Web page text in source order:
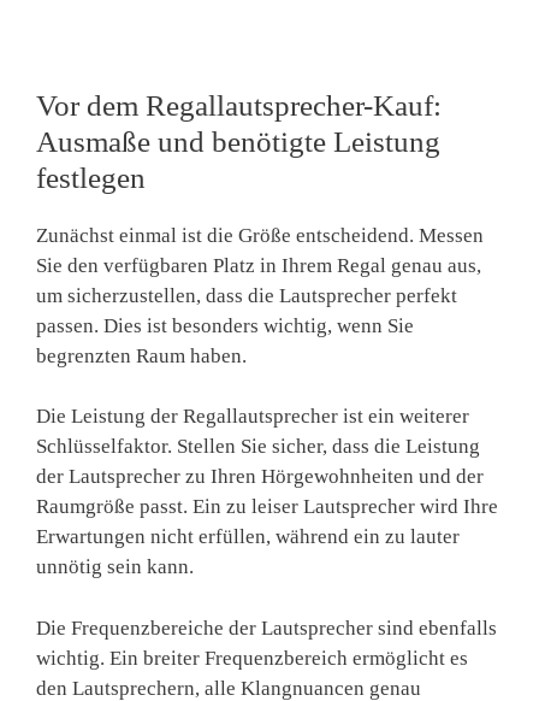
Vor dem Regallautsprecher-Kauf:
Ausmaße und benötigte Leistung
festlegen
Zunächst einmal ist die Größe entscheidend. Messen
Sie den verfügbaren Platz in Ihrem Regal genau aus,
um sicherzustellen, dass die Lautsprecher perfekt
passen. Dies ist besonders wichtig, wenn Sie
begrenzten Raum haben.
Die Leistung der Regallautsprecher ist ein weiterer
Schlüsselfaktor. Stellen Sie sicher, dass die Leistung
der Lautsprecher zu Ihren Hörgewohnheiten und der
Raumgröße passt. Ein zu leiser Lautsprecher wird Ihre
Erwartungen nicht erfüllen, während ein zu lauter
unnötig sein kann.
Die Frequenzbereiche der Lautsprecher sind ebenfalls
wichtig. Ein breiter Frequenzbereich ermöglicht es
den Lautsprechern, alle Klangnuancen genau